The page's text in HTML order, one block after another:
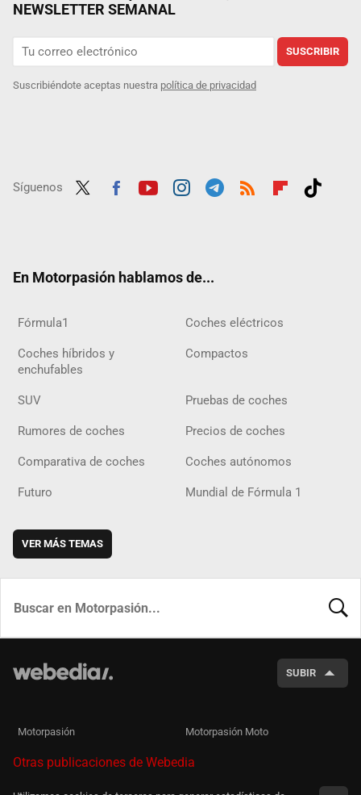
NEWSLETTER SEMANAL
SUSCRIBIR
Suscribiéndote aceptas nuestra política de privacidad
Síguenos
En Motorpasión hablamos de...
Fórmula1 Coches eléctricos
Coches híbridos y
enchufables
Compactos
SUV Pruebas de coches
Rumores de coches Precios de coches
Comparativa de coches Coches autónomos
Futuro Mundial de Fórmula 1
VER MÁS TEMAS
SUBIR
Motorpasión Motorpasión Moto
Otras publicaciones de Webedia